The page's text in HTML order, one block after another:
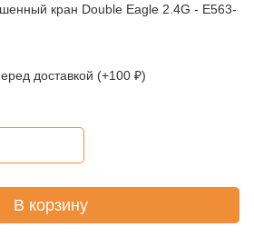
кран Double Eagle 2.4G - E563-
доставкой (+100 ₽)
В корзину